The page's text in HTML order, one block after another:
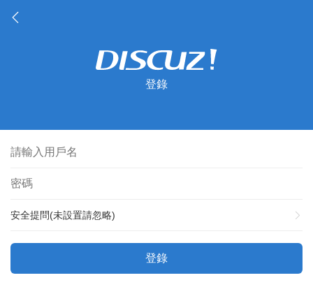
登錄
安全提問(未設置請忽略)
登錄